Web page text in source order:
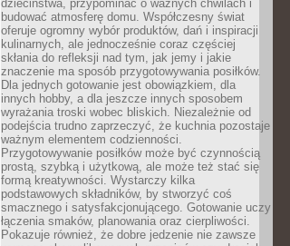
dzieciństwa, przypominać o ważnych chwilach i
budować atmosferę domu. Współczesny świat
oferuje ogromny wybór produktów, dań i inspiracji
kulinarnych, ale jednocześnie coraz częściej
skłania do refleksji nad tym, jak jemy i jakie
znaczenie ma sposób przygotowywania posiłków.
Dla jednych gotowanie jest obowiązkiem, dla
innych hobby, a dla jeszcze innych sposobem
wyrażania troski wobec bliskich. Niezależnie od
podejścia trudno zaprzeczyć, że kuchnia pozostaje
ważnym elementem codzienności.
Przygotowywanie posiłków może być czynnością
prostą, szybką i użytkową, ale może też stać się
formą kreatywności. Wystarczy kilka
podstawowych składników, by stworzyć coś
smacznego i satysfakcjonującego. Gotowanie uczy
łączenia smaków, planowania oraz cierpliwości.
Pokazuje również, że dobre jedzenie nie zawsze